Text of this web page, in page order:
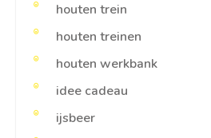
houten trein
houten treinen
houten werkbank
idee cadeau
ijsbeer